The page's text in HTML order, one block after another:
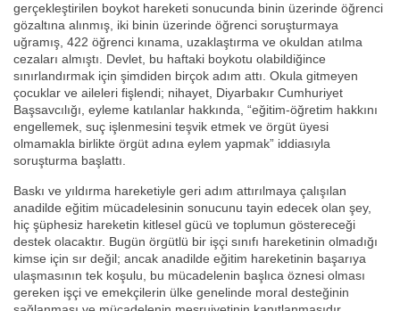
gerçekleştirilen boykot hareketi sonucunda binin üzerinde öğrenci
gözaltına alınmış, iki binin üzerinde öğrenci soruşturmaya
uğramış, 422 öğrenci kınama, uzaklaştırma ve okuldan atılma
cezaları almıştı. Devlet, bu haftaki boykotu olabildiğince
sınırlandırmak için şimdiden birçok adım attı. Okula gitmeyen
çocuklar ve aileleri fişlendi; nihayet, Diyarbakır Cumhuriyet
Başsavcılığı, eyleme katılanlar hakkında, “eğitim-öğretim hakkını
engellemek, suç işlenmesini teşvik etmek ve örgüt üyesi
olmamakla birlikte örgüt adına eylem yapmak” iddiasıyla
soruşturma başlattı.
Baskı ve yıldırma hareketiyle geri adım attırılmaya çalışılan
anadilde eğitim mücadelesinin sonucunu tayin edecek olan şey,
hiç şüphesiz hareketin kitlesel gücü ve toplumun göstereceği
destek olacaktır. Bugün örgütlü bir işçi sınıfı hareketinin olmadığı
kimse için sır değil; ancak anadilde eğitim hareketinin başarıya
ulaşmasının tek koşulu, bu mücadelenin başlıca öznesi olması
gereken işçi ve emekçilerin ülke genelinde moral desteğinin